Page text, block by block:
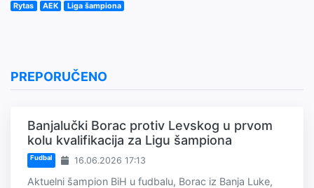
Rytas AEK Liga šampiona
PREPORUČENO
Banjalučki Borac protiv Levskog u prvom
kolu kvalifikacija za Ligu šampiona
Fudbal 16.06.2026 17:13
Aktuelni šampion BiH u fudbalu, Borac iz Banja Luke,